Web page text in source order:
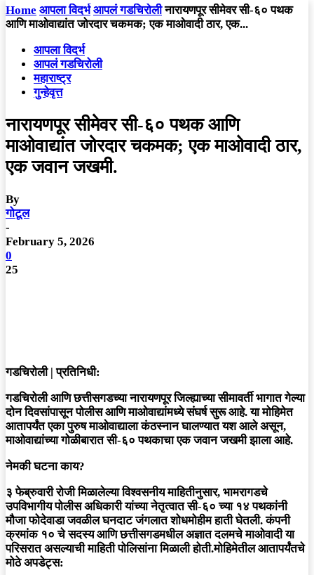
Home आपला विदर्भ आपलं गडचिरोली नारायणपूर सीमेवर सी-६० पथक
आणि माओवाद्यांत जोरदार चकमक; एक माओवादी ठार, एक...
आपला विदर्भ
आपलं गडचिरोली
महाराष्ट्र
गुन्हेवृत्त
नारायणपूर सीमेवर सी-६० पथक आणि
माओवाद्यांत जोरदार चकमक; एक माओवादी ठार,
एक जवान जखमी.
By
गोटूल
-
February 5, 2026
0
25
गडचिरोली | प्रतिनिधी:
गडचिरोली आणि छत्तीसगडच्या नारायणपूर जिल्ह्याच्या सीमावर्ती भागात गेल्या
दोन दिवसांपासून पोलीस आणि माओवाद्यांमध्ये संघर्ष सुरू आहे. या मोहिमेत
आतापर्यंत एका पुरुष माओवाद्याला कंठस्नान घालण्यात यश आले असून,
माओवाद्यांच्या गोळीबारात सी-६० पथकाचा एक जवान जखमी झाला आहे.
नेमकी घटना काय?
३ फेब्रुवारी रोजी मिळालेल्या विश्वसनीय माहितीनुसार, भामरागडचे
उपविभागीय पोलीस अधिकारी यांच्या नेतृत्वात सी-६० च्या १४ पथकांनी
मौजा फोदेवाडा जवळील घनदाट जंगलात शोधमोहीम हाती घेतली. कंपनी
क्रमांक १० चे सदस्य आणि छत्तीसगडमधील अज्ञात दलमचे माओवादी या
परिसरात असल्याची माहिती पोलिसांना मिळाली होती.मोहिमेतील आतापर्यंतचे
मोठे अपडेट्स: